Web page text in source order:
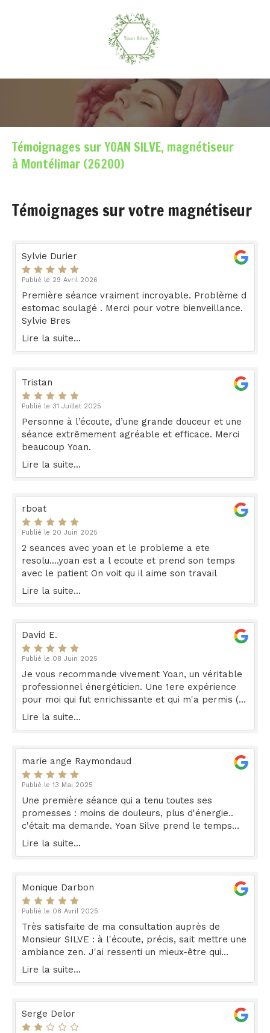
Témoignages sur YOAN SILVE, magnétiseur
à Montélimar (26200)
Témoignages sur votre magnétiseur
Sylvie Durier
Publié le 29 Avril 2026
Première séance vraiment incroyable. Problème d
estomac soulagé . Merci pour votre bienveillance.
Sylvie Bres
Lire la suite...
Tristan
Publié le 31 Juillet 2025
Personne à l’écoute, d’une grande douceur et une
séance extrêmement agréable et efficace. Merci
beaucoup Yoan.
Lire la suite...
rboat
Publié le 20 Juin 2025
2 seances avec yoan et le probleme a ete
resolu....yoan est a l ecoute et prend son temps
avec le patient On voit qu il aime son travail
Lire la suite...
David E.
Publié le 08 Juin 2025
Je vous recommande vivement Yoan, un véritable
professionnel énergéticien. Une 1ere expérience
pour moi qui fut enrichissante et qui m'a permis (et
me permet encore) de ressentir la circulation de
et efficacité !
Lire la suite...
marie ange Raymondaud
Publié le 13 Mai 2025
Une première séance qui a tenu toutes ses
promesses : moins de douleurs, plus d'énergie..
c'était ma demande. Yoan Silve prend le temps
d'un dialogue pertinent, il est à l'écoute,
Lire la suite...
Monique Darbon
Publié le 08 Avril 2025
Très satisfaite de ma consultation auprès de
Monsieur SILVE : à l'écoute, précis, sait mettre une
ambiance zen. J'ai ressenti un mieux-être qui
perdure. Monsieur SILVE est très professionnel. Je
Lire la suite...
Serge Delor